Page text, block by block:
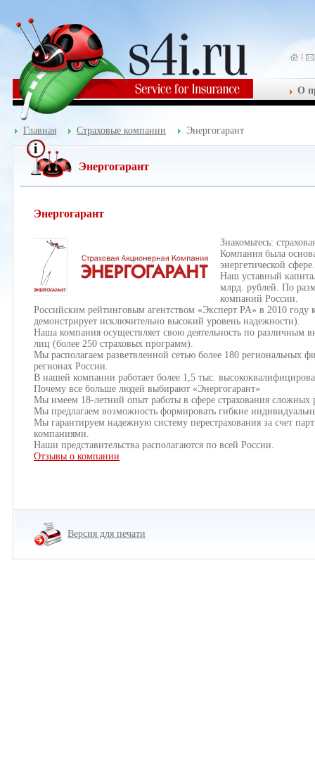
О
Главная Страховые компании Энергогарант
Энергогарант
Энергогарант
Знакомьтесь:
Компания была
энергетической сфере.
Наш уставный
млрд. рублей. По
компаний России.
Российским рейтинговым агентством «Эксперт PA» в 2010
демонстрирует исключительно высокий уровень надежности).
Наша компания осуществляет свою деятельность по различным
лиц (более 250 страховых программ).
Мы располагаем разветвленной сетью более 180 региональных
регионах России.
В нашей компании работает более 1,5 тыс.
Почему все больше людей выбирают «Энергогарант»
Мы имеем 18-летний опыт работы в сфере страхования сложных
Мы предлагаем возможность формировать гибкие
Мы гарантируем надежную систему перестрахования за счет
компаниями.
Наши представительства располагаются по всей России.
Отзывы о компании
Версия для печати